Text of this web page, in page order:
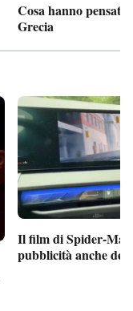
Cosa hanno pensato
Grecia
Il film di Spider-Man
pubblicità anche